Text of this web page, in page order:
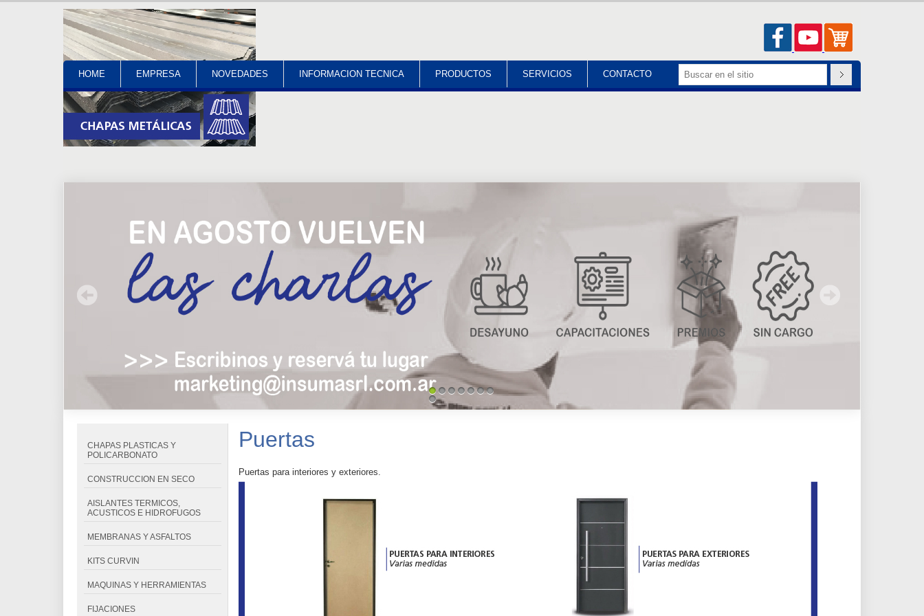
HOME EMPRESA NOVEDADES INFORMACION TECNICA PRODUCTOS SERVICIOS CONTACTO
1 2
8
Puertas
Puertas para interiores y exteriores.
CHAPAS PLASTICAS Y
POLICARBONATO
CONSTRUCCION EN SECO
AISLANTES TERMICOS,
ACUSTICOS E HIDROFUGOS
MEMBRANAS Y ASFALTOS
KITS CURVIN
MAQUINAS Y HERRAMIENTAS
FIJACIONES